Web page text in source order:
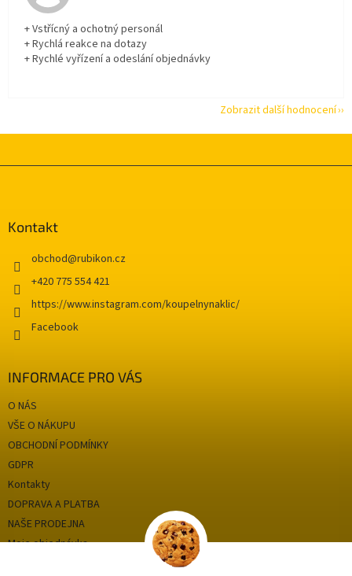
+ Vstřícný a ochotný personál
+ Rychlá reakce na dotazy
+ Rychlé vyřízení a odeslání objednávky
Zobrazit další hodnocení
Kontakt
obchod@rubikon.cz
+420 775 554 421
Facebook
https://www.instagram.com/koupelnynaklic/
INFORMACE PRO VÁS
O NÁS
VŠE O NÁKUPU
OBCHODNÍ PODMÍNKY
GDPR
Kontakty
DOPRAVA A PLATBA
NAŠE PRODEJNA
Moje objednávka